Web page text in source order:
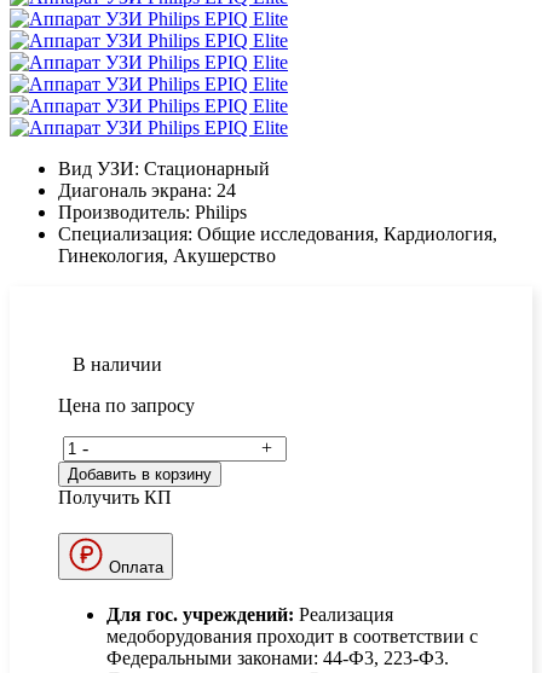
Вид УЗИ: Стационарный
Диагональ экрана: 24
Производитель: Philips
Специализация: Общие исследования, Кардиология,
Гинекология, Акушерство
В наличии
Цена по запросу
- +
Добавить в корзину
Получить КП
Оплата
Для гос. учреждений: Реализация
медоборудования проходит в соответствии с
Федеральными законами: 44-Ф3, 223-Ф3.